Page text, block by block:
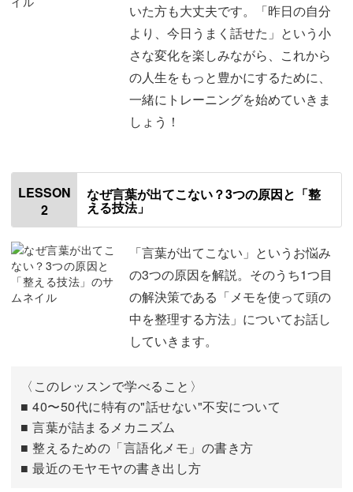
話し方のテクニックを学ぶだけでなく、習慣に落とし込む
ことで身体で言葉の瞬発力を鍛えられますよ。
年齢や経験を重ねた今だからこそ必要な、「自分らしく、
伝わる話し方」を一緒に学んでいきましょう。
言葉がスッと出てくる土台作り
日常会話や仕事の会議の途中で、言葉が出てこなくなった
経験はありませんか？
それは語彙力や話し方の問題ではなく、考えをまとめる準
備ができていないだけかもしれません。
この講座ではまず、「なぜ言いたいことが止まってしまう
のか」をやさしく整理していきます。
いた方も大丈夫です。「昨日の自分
より、今日うまく話せた」という小
さな変化を楽しみながら、これから
の人生をもっと豊かにするために、
一緒にトレーニングを始めていきま
しょう！
LESSON
2
なぜ言葉が出てこない？3つの原因と「整
える技法」
「言葉が出てこない」というお悩み
の3つの原因を解説。そのうち1つ目
の解決策である「メモを使って頭の
中を整理する方法」についてお話し
していきます。
〈このレッスンで学べること〉
■ 40〜50代に特有の"話せない"不安について
■ 言葉が詰まるメカニズム
■ 整えるための「言語化メモ」の書き方
■ 最近のモヤモヤの書き出し方